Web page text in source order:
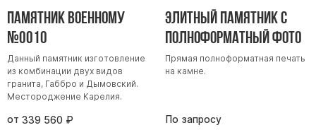
Буквы из латуни
Цоколь из гранита
Ограды из гранита
Ограды из чугуна
Столбы для ограды чугун
Ограды металл
Памятник военному
№0010
Данный памятник изготовление
из комбинации двух видов
гранита, Габбро и Дымовский.
Местороджение Карелия.
от 339 560 ₽
Элитный памятник с
полноформатный фото
Прямая полноформатная печать
на камне.
По запросу